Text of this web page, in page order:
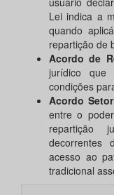
Lei indica a
quando
repartição de
Acordo de
jurídico
condições
Acordo
entre o
repartição
decorrentes
acesso ao
tradicional